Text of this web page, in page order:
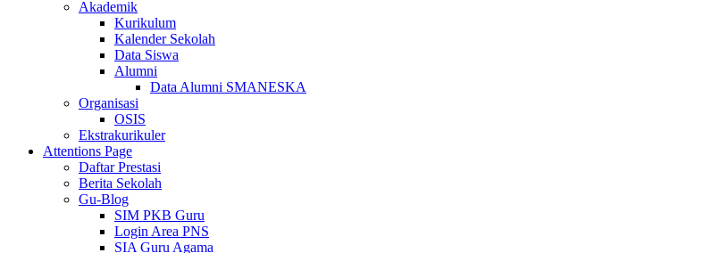
Akademik
Kurikulum
Kalender Sekolah
Data Siswa
Alumni
Data Alumni SMANESKA
Organisasi
OSIS
Ekstrakurikuler
Attentions Page
Daftar Prestasi
Berita Sekolah
Gu-Blog
SIM PKB Guru
Login Area PNS
SIA Guru Agama